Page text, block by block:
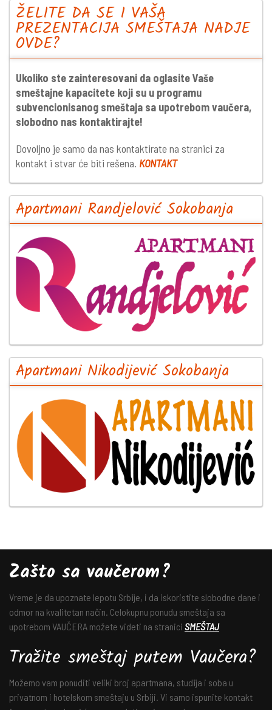
ŽELITE DA SE I VAŠA
PREZENTACIJA SMEŠTAJA NADJE
OVDE?
Ukoliko ste zainteresovani da oglasite Vaše
smeštajne kapacitete koji su u programu
subvencionisanog smeštaja sa upotrebom vaučera,
slobodno nas kontaktirajte!
Dovoljno je samo da nas kontaktirate na stranici za
kontakt i stvar će biti rešena. KONTAKT
Apartmani Randjelović Sokobanja
Apartmani Nikodijević Sokobanja
Zašto sa vaučerom?
Vreme je da upoznate lepotu Srbije, i da iskoristite slobodne dane i
odmor na kvalitetan način. Celokupnu ponudu smeštaja sa
upotrebom VAUČERA možete videti na stranici SMEŠTAJ
Tražite smeštaj putem Vaučera?
Možemo vam ponuditi veliki broj apartmana, studija i soba u
privatnom i hotelskom smeštaju u Srbiji. Vi samo ispunite kontakt